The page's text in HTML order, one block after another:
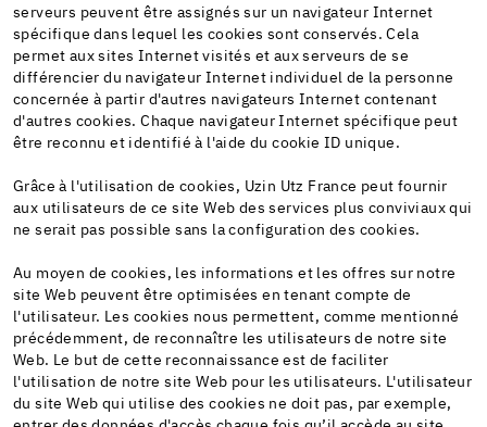
serveurs peuvent être assignés sur un navigateur Internet
spécifique dans lequel les cookies sont conservés. Cela
permet aux sites Internet visités et aux serveurs de se
différencier du navigateur Internet individuel de la personne
concernée à partir d'autres navigateurs Internet contenant
d'autres cookies. Chaque navigateur Internet spécifique peut
être reconnu et identifié à l'aide du cookie ID unique.
Grâce à l'utilisation de cookies, Uzin Utz France peut fournir
aux utilisateurs de ce site Web des services plus conviviaux qui
ne serait pas possible sans la configuration des cookies.
Au moyen de cookies, les informations et les offres sur notre
site Web peuvent être optimisées en tenant compte de
l'utilisateur. Les cookies nous permettent, comme mentionné
précédemment, de reconnaître les utilisateurs de notre site
Web. Le but de cette reconnaissance est de faciliter
l'utilisation de notre site Web pour les utilisateurs. L'utilisateur
du site Web qui utilise des cookies ne doit pas, par exemple,